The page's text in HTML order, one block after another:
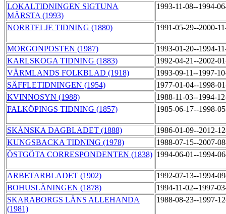
LOKALTIDNINGEN SIGTUNA
MÄRSTA (1993)
1993-11-08--1994-
NORRTELJE TIDNING (1880) 1991-05-29--2000-
MORGONPOSTEN (1987)
1993-01-20--1994-
KARLSKOGA TIDNING (1883)
1992-04-21--2002-
VÄRMLANDS FOLKBLAD (1918)
1993-09-11--1997-
SÄFFLETIDNINGEN (1954)
1977-01-04--1998-
KVINNOSYN (1988)
1988-11-03--1994-
FALKÖPINGS TIDNING (1857)
1985-06-17--1998-
SKÅNSKA DAGBLADET (1888)
1986-01-09--2012-
KUNGSBACKA TIDNING (1978)
1988-07-15--2007-
ÖSTGÖTA CORRESPONDENTEN (1838) 1994-06-01--1994-
ARBETARBLADET (1902)
1992-07-13--1994-
BOHUSLÄNINGEN (1878)
1994-11-02--1997-
SKARABORGS LÄNS ALLEHANDA
(1981)
1988-08-23--1997-